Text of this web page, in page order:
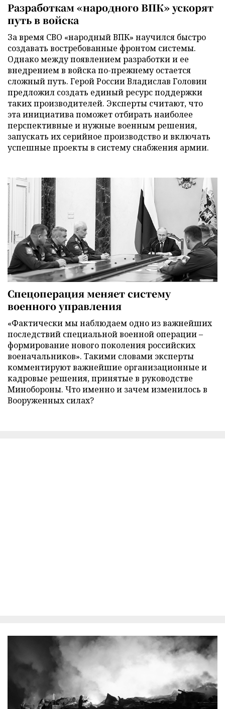
Разработкам «народного ВПК» ускорят
путь в войска
За время СВО «народный ВПК» научился быстро
создавать востребованные фронтом системы.
Однако между появлением разработки и ее
внедрением в войска по-прежнему остается
сложный путь. Герой России Владислав Головин
предложил создать единый ресурс поддержки
таких производителей. Эксперты считают, что
эта инициатива поможет отбирать наиболее
перспективные и нужные военным решения,
запускать их серийное производство и включать
успешные проекты в систему снабжения армии.
Спецоперация меняет систему
военного управления
«Фактически мы наблюдаем одно из важнейших
последствий специальной военной операции –
формирование нового поколения российских
военачальников». Такими словами эксперты
комментируют важнейшие организационные и
кадровые решения, принятые в руководстве
Минобороны. Что именно и зачем изменилось в
Вооруженных силах?